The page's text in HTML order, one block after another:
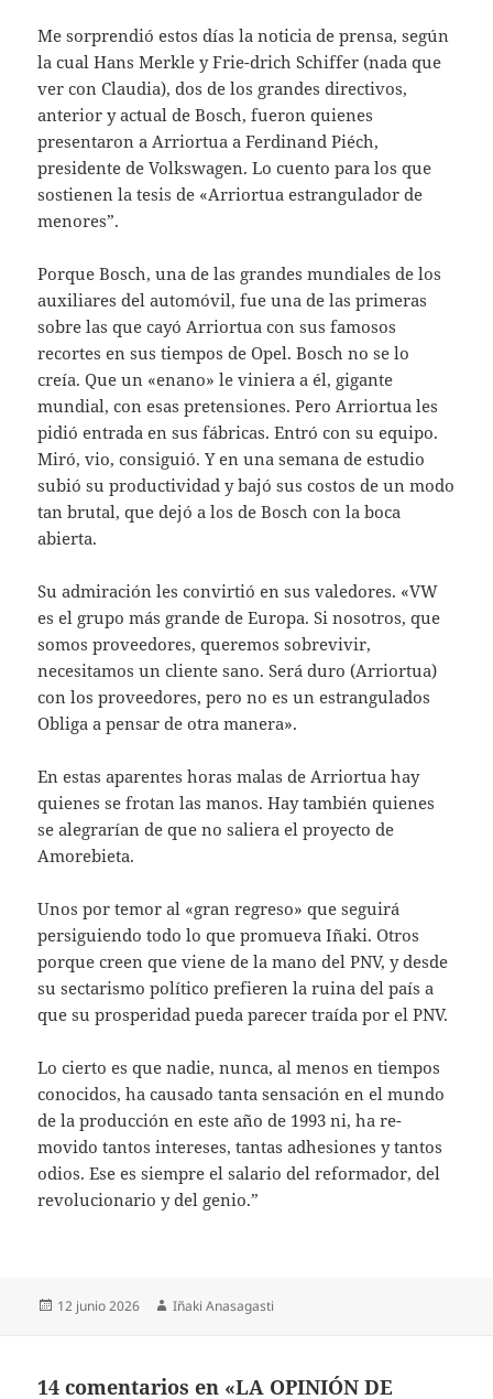
Me sorprendió estos días la noticia de prensa, según
la cual Hans Merkle y Frie-drich Schiffer (nada que
ver con Claudia), dos de los grandes directivos,
anterior y ac­tual de Bosch, fueron quienes
presentaron a Arriortua a Ferdinand Piéch,
presidente de Volkswagen. Lo cuento para los que
sostie­nen la tesis de «Arriortua estrangulador de
menores”.
Porque Bosch, una de las grandes mun­diales de los
auxiliares del automóvil, fue una de las primeras
sobre las que cayó Arriortua con sus famosos
recortes en sus tiempos de Opel. Bosch no se lo
creía. Que un «enano» le viniera a él, gigante
mundial, con esas pretensiones. Pero Arriortua les
pi­dió entrada en sus fábricas. Entró con su equipo.
Miró, vio, consiguió. Y en una sema­na de estudio
subió su productividad y bajó sus costos de un modo
tan brutal, que dejó a los de Bosch con la boca
abierta.
Su admiración les convirtió en sus valedo­res. «VW
es el grupo más grande de Europa. Si nosotros, que
somos proveedores, quere­mos sobrevivir,
necesitamos un cliente sano. Será duro (Arriortua)
con los proveedores, pero no es un estrangulados
Obliga a pen­sar de otra manera».
En estas aparentes horas malas de Arrior­tua hay
quienes se frotan las manos. Hay también quienes
se alegrarían de que no sa­liera el proyecto de
Amorebieta.
Unos por temor al «gran regreso» que se­guirá
persiguiendo todo lo que promueva Iñaki. Otros
porque creen que viene de la mano del PNV, y desde
su sectarismo políti­co prefieren la ruina del país a
que su pros­peridad pueda parecer traída por el PNV.
Lo cierto es que nadie, nunca, al menos en tiempos
conocidos, ha causado tanta sensa­ción en el mundo
de la producción en este año de 1993 ni, ha re­
movido tantos intereses, tantas adhesiones y tantos
odios. Ese es siempre el salario del reformador, del
revolucionario y del genio.”
Publicado
12 junio 2026 Autor
Iñaki Anasagasti
14 comentarios en «LA OPINIÓN DE